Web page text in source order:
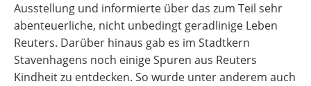
Ausstellung und informierte über das zum Teil sehr
abenteuerliche, nicht unbedingt geradlinige Leben
Reuters. Darüber hinaus gab es im Stadtkern
Stavenhagens noch einige Spuren aus Reuters
Kindheit zu entdecken. So wurde unter anderem auch